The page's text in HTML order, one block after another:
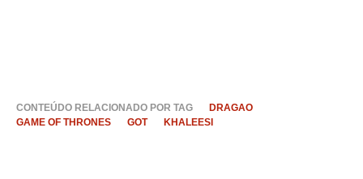
CONTEÚDO RELACIONADO POR TAG
DRAGAO
GAME OF THRONES
GOT KHALEESI